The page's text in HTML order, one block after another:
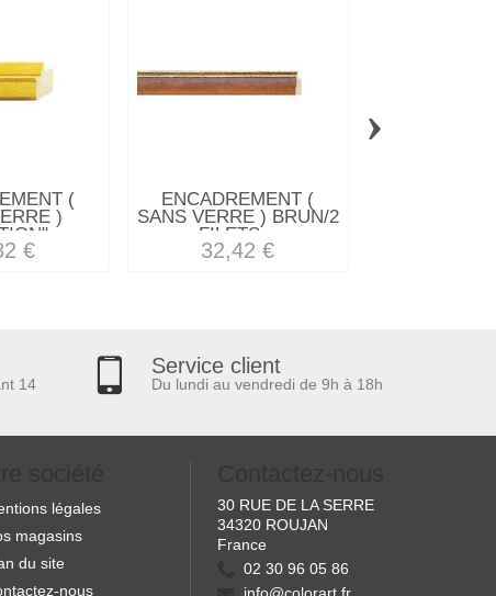
(
)
€
ENCADREMENT (
SANS VERRE ) BRUN/2
FILETS...
32,42 €
›
14
Service client
Du lundi au vendredi de 9h à 18h
légales
magasins
du site
nous
30 RUE DE LA SERRE
34320 ROUJAN
France
02 30 96 05 86